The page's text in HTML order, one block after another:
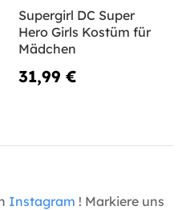
Supergirl DC Super
Hero Girls Kostüm für
Mädchen
31,99 €
Instagram ! Markiere uns